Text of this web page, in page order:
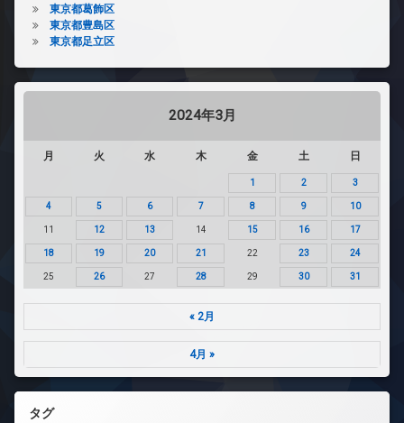
東京都葛飾区
東京都豊島区
東京都足立区
2024年3月
月 火 水 木 金 土 日
1 2 3
4 5 6 7 8 9 10
11 12 13 14 15 16 17
18 19 20 21 22 23 24
25 26 27 28 29 30 31
« 2月
4月 »
タグ